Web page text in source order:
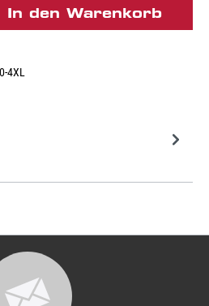
In den Warenkorb
4XL